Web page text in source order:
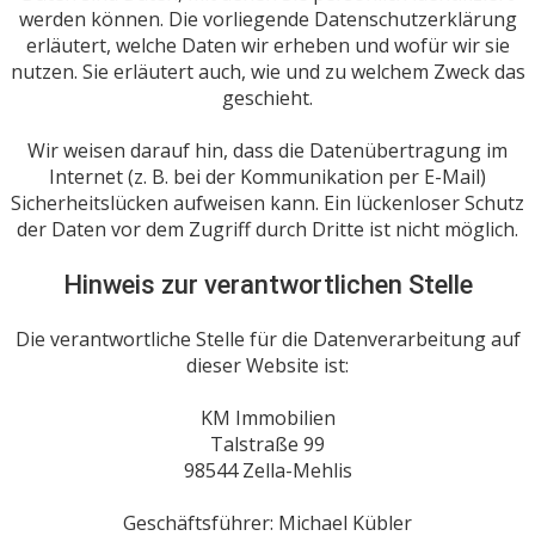
werden können. Die vorliegende Datenschutzerklärung
erläutert, welche Daten wir erheben und wofür wir sie
nutzen. Sie erläutert auch, wie und zu welchem Zweck das
geschieht.
Wir weisen darauf hin, dass die Datenübertragung im
Internet (z. B. bei der Kommunikation per E-Mail)
Sicherheitslücken aufweisen kann. Ein lückenloser Schutz
der Daten vor dem Zugriff durch Dritte ist nicht möglich.
Hinweis zur verantwortlichen Stelle
Die verantwortliche Stelle für die Datenverarbeitung auf
dieser Website ist:
KM Immobilien
Talstraße 99
98544 Zella-Mehlis
Geschäftsführer: Michael Kübler